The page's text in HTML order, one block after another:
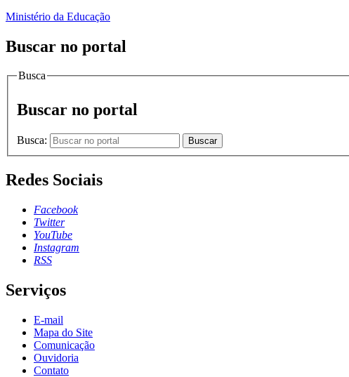
Ministério da Educação
Buscar no portal
Busca
Buscar no portal
Busca: Buscar
Redes Sociais
Facebook
Twitter
YouTube
Instagram
RSS
Serviços
E-mail
Mapa do Site
Comunicação
Ouvidoria
Contato